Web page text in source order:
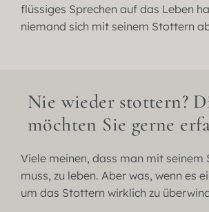
flüssiges Sprechen auf das Leben
niemand sich mit seinem Stottern
Nie wieder stottern?
möchten Sie gerne
Viele meinen, dass man mit seinem
muss, zu leben. Aber was, wenn es
um das Stottern wirklich zu